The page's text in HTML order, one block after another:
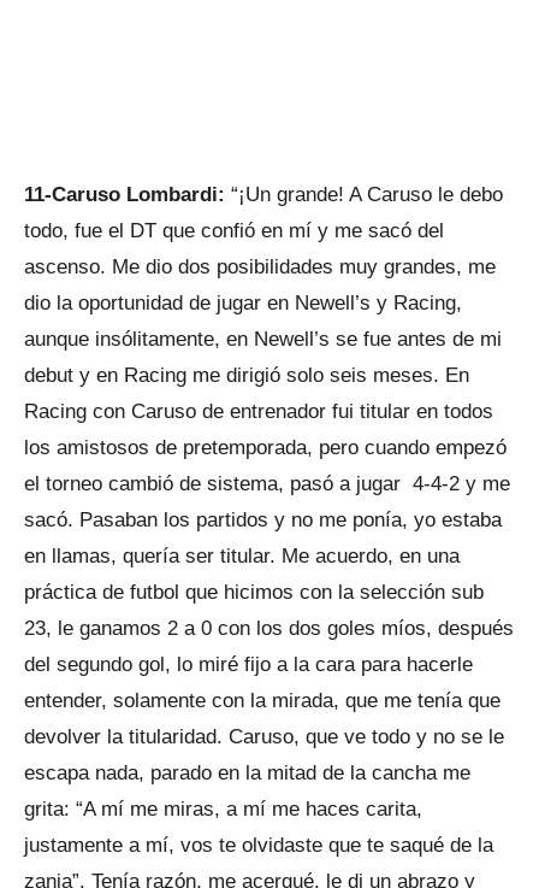
11-Caruso Lombardi: “¡Un grande! A Caruso le debo
todo, fue el DT que confió en mí y me sacó del
ascenso. Me dio dos posibilidades muy grandes, me
dio la oportunidad de jugar en Newell’s y Racing,
aunque insólitamente, en Newell’s se fue antes de mi
debut y en Racing me dirigió solo seis meses. En
Racing con Caruso de entrenador fui titular en todos
los amistosos de pretemporada, pero cuando empezó
el torneo cambió de sistema, pasó a jugar 4-4-2 y me
sacó. Pasaban los partidos y no me ponía, yo estaba
en llamas, quería ser titular. Me acuerdo, en una
práctica de futbol que hicimos con la selección sub
23, le ganamos 2 a 0 con los dos goles míos, después
del segundo gol, lo miré fijo a la cara para hacerle
entender, solamente con la mirada, que me tenía que
devolver la titularidad. Caruso, que ve todo y no se le
escapa nada, parado en la mitad de la cancha me
grita: “A mí me miras, a mí me haces carita,
justamente a mí, vos te olvidaste que te saqué de la
zanja”. Tenía razón, me acerqué, le di un abrazo y